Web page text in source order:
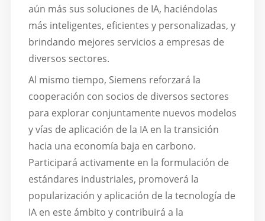
aún más sus soluciones de IA, haciéndolas
más inteligentes, eficientes y personalizadas, y
brindando mejores servicios a empresas de
diversos sectores.
Al mismo tiempo, Siemens reforzará la
cooperación con socios de diversos sectores
para explorar conjuntamente nuevos modelos
y vías de aplicación de la IA en la transición
hacia una economía baja en carbono.
Participará activamente en la formulación de
estándares industriales, promoverá la
popularización y aplicación de la tecnología de
IA en este ámbito y contribuirá a la